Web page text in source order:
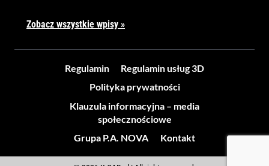
Zobacz wszystkie wpisy »
Regulamin
Regulamin usług 3D
Polityka prywatności
Klauzula informacyjna – media
społecznościowe
Grupa P.A. NOVA
Kontakt